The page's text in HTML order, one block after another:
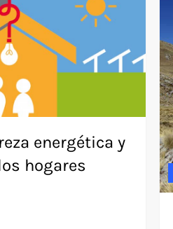
energética y
hogares